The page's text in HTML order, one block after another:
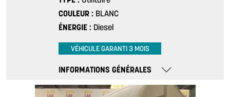
COULEUR
BLANC
ÉNERGIE
Diesel
VÉHICULE GARANTI 3 MOIS
INFORMATIONS GÉNÉRALES